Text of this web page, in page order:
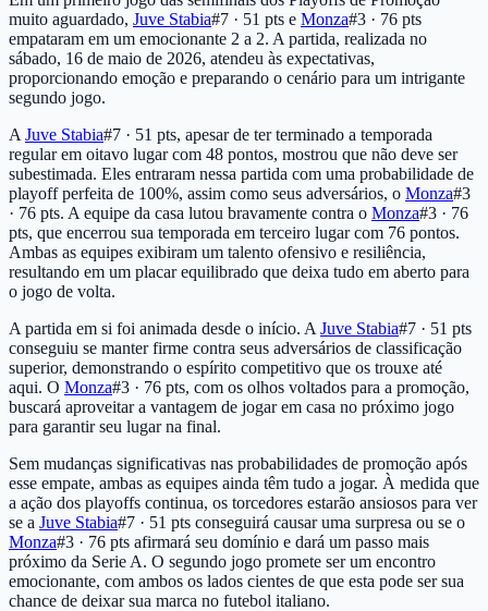
muito aguardado, Juve Stabia#7 · 51 pts e Monza#3 · 76 pts
empataram em um emocionante 2 a 2. A partida, realizada no
sábado, 16 de maio de 2026, atendeu às expectativas,
proporcionando emoção e preparando o cenário para um intrigante
segundo jogo.
A Juve Stabia#7 · 51 pts, apesar de ter terminado a temporada
regular em oitavo lugar com 48 pontos, mostrou que não deve ser
subestimada. Eles entraram nessa partida com uma probabilidade de
playoff perfeita de 100%, assim como seus adversários, o Monza#3
· 76 pts. A equipe da casa lutou bravamente contra o Monza#3 · 76
pts, que encerrou sua temporada em terceiro lugar com 76 pontos.
Ambas as equipes exibiram um talento ofensivo e resiliência,
resultando em um placar equilibrado que deixa tudo em aberto para
o jogo de volta.
A partida em si foi animada desde o início. A Juve Stabia#7 · 51 pts
conseguiu se manter firme contra seus adversários de classificação
superior, demonstrando o espírito competitivo que os trouxe até
aqui. O Monza#3 · 76 pts, com os olhos voltados para a promoção,
buscará aproveitar a vantagem de jogar em casa no próximo jogo
para garantir seu lugar na final.
Sem mudanças significativas nas probabilidades de promoção após
esse empate, ambas as equipes ainda têm tudo a jogar. À medida que
a ação dos playoffs continua, os torcedores estarão ansiosos para ver
se a Juve Stabia#7 · 51 pts conseguirá causar uma surpresa ou se o
Monza#3 · 76 pts afirmará seu domínio e dará um passo mais
próximo da Serie A. O segundo jogo promete ser um encontro
emocionante, com ambos os lados cientes de que esta pode ser sua
chance de deixar sua marca no futebol italiano.